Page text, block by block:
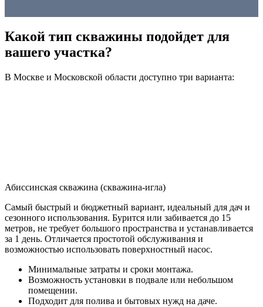
Какой тип скважины подойдет для
вашего участка?
В Москве и Московской области доступно три варианта:
Абиссинская скважина (скважина-игла)
Самый быстрый и бюджетный вариант, идеальный для дач и
сезонного использования. Бурится или забивается до 15
метров, не требует большого пространства и устанавливается
за 1 день. Отличается простотой обслуживания и
возможностью использовать поверхностный насос.
Минимальные затраты и сроки монтажа.
Возможность установки в подвале или небольшом
помещении.
Подходит для полива и бытовых нужд на даче.